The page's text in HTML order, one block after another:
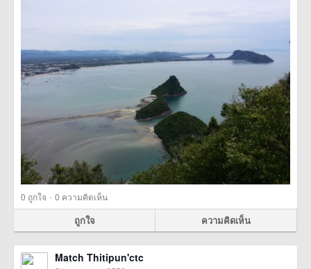
0 ถูกใจ · 0 ความคิดเห็น
ถูกใจ ความคิดเห็น
Match Thitipun'ctc